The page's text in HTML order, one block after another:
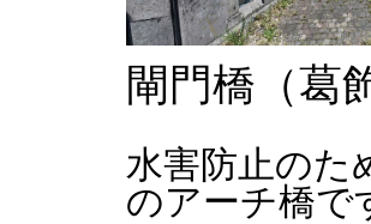
閘門橋（葛
水害防止のた
のアーチ橋で